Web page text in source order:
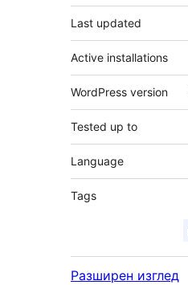
Last updated
Active installations
WordPress version
Tested up to
Language
Tags
Разширен изглед